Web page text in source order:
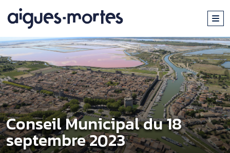
Conseil Municipal du 18
septembre 2023